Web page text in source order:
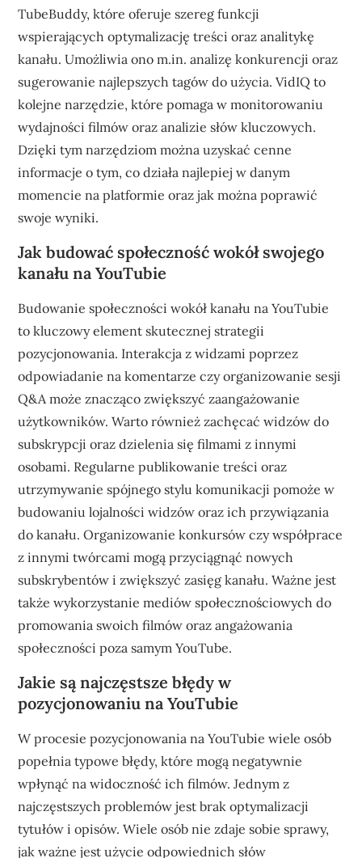
TubeBuddy, które oferuje szereg funkcji
wspierających optymalizację treści oraz analitykę
kanału. Umożliwia ono m.in. analizę konkurencji oraz
sugerowanie najlepszych tagów do użycia. VidIQ to
kolejne narzędzie, które pomaga w monitorowaniu
wydajności filmów oraz analizie słów kluczowych.
Dzięki tym narzędziom można uzyskać cenne
informacje o tym, co działa najlepiej w danym
momencie na platformie oraz jak można poprawić
swoje wyniki.
Jak budować społeczność wokół swojego
kanału na YouTubie
Budowanie społeczności wokół kanału na YouTubie
to kluczowy element skutecznej strategii
pozycjonowania. Interakcja z widzami poprzez
odpowiadanie na komentarze czy organizowanie sesji
Q&A może znacząco zwiększyć zaangażowanie
użytkowników. Warto również zachęcać widzów do
subskrypcji oraz dzielenia się filmami z innymi
osobami. Regularne publikowanie treści oraz
utrzymywanie spójnego stylu komunikacji pomoże w
budowaniu lojalności widzów oraz ich przywiązania
do kanału. Organizowanie konkursów czy współprace
z innymi twórcami mogą przyciągnąć nowych
subskrybentów i zwiększyć zasięg kanału. Ważne jest
także wykorzystanie mediów społecznościowych do
promowania swoich filmów oraz angażowania
społeczności poza samym YouTube.
Jakie są najczęstsze błędy w
pozycjonowaniu na YouTubie
W procesie pozycjonowania na YouTubie wiele osób
popełnia typowe błędy, które mogą negatywnie
wpłynąć na widoczność ich filmów. Jednym z
najczęstszych problemów jest brak optymalizacji
tytułów i opisów. Wiele osób nie zdaje sobie sprawy,
jak ważne jest użycie odpowiednich słów